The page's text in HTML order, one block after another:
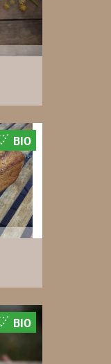
BIO
BIO